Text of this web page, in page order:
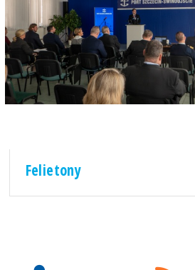
Felietony